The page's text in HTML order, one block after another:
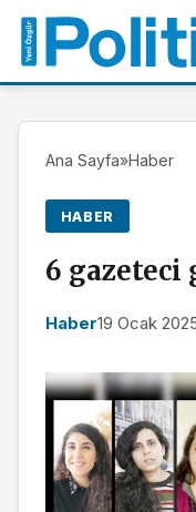
Ana Sayfa»Haber
HABER
6 gazeteci
Haber19 Ocak